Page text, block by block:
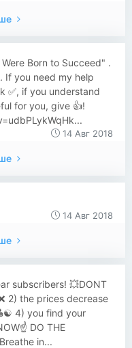
Born to Succeed" .
If you need my help
✅, if you understand
for you, give 👍!
14 Авг 2018
14 Авг 2018
subscribers! 💥DONT
2) the prices decrease
4) you find your
DO THE
in...